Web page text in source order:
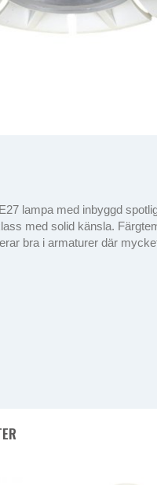
lampa med inbyggd
med solid känsla.
bra i armaturer där